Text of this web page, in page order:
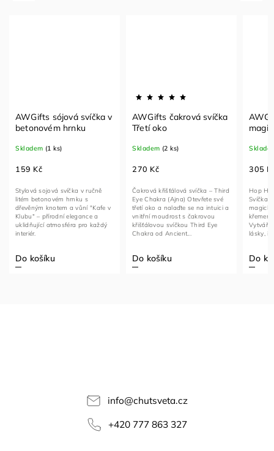
AWGifts sójová svíčka v
betonovém hrnku
Skladem (1 ks)
159 Kč
Do košíku
Stylová sojová svíčka v ručně
litém betonovém hrnku s
dřevěným knotem a vůní "Kafe v
Klubu" – přírodní elegance a
uklidňující atmosféra pro každý
interiér.
AWGifts čakrová svíčka
Třetí oko
Skladem (2 ks)
270 Kč
Do košíku
Čakrová křišťálová svíčka – Third
Eye Chakra (Ajna) Otevřete své
třetí oko a nalaďte se na intuici a
vnitřní moudrost s čakrovou
křišťálovou svíčkou Third Eye
Chakra od Ancient...
305
Do
Hop
Svíčka
Vytváří
lásky,
info@chutsveta.cz
+420 777 863 327